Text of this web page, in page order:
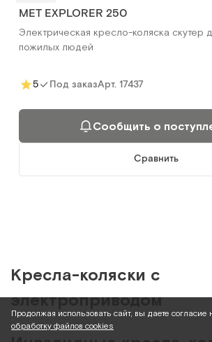
MET EXPLORER 250
Электрическая кресло-коляска скутер
пожилых людей
5 Под заказАрт. 17437
Сообщить о
Сравнить
Кресла-коляски с
электроприводом
Продолжая использовать сайт, вы даете согласие
обработку файлов cookies